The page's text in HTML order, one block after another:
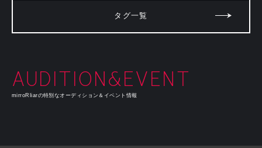
タグ一覧
AUDITION&EVENT
mirroRliarの特別なオーディション＆イベント情報